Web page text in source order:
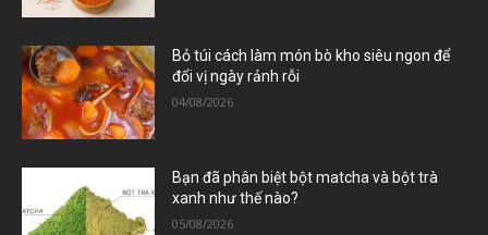
Bỏ túi cách làm món bò kho siêu ngon để
đổi vị ngày rảnh rỗi
04/08/2026
Bạn đã phân biệt bột matcha và bột trà
xanh như thế nào?
05/08/2026